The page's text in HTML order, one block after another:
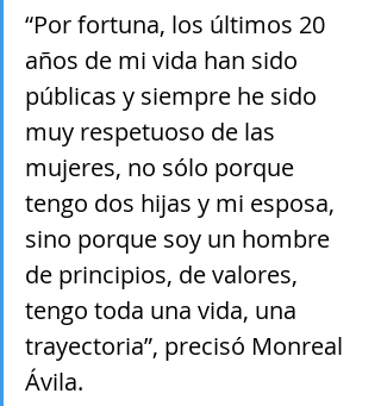
“Por fortuna, los últimos 20
años de mi vida han sido
públicas y siempre he sido
muy respetuoso de las
mujeres, no sólo porque
tengo dos hijas y mi esposa,
sino porque soy un hombre
de principios, de valores,
tengo toda una vida, una
trayectoria”, precisó Monreal
Ávila.